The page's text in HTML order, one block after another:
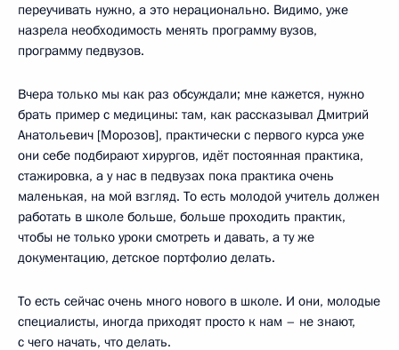
переучивать нужно, а это нерационально. Видимо, уже
назрела необходимость менять программу вузов,
программу педвузов.
Вчера только мы как раз обсуждали; мне кажется, нужно
брать пример с медицины: там, как рассказывал Дмитрий
Анатольевич [Морозов], практически с первого курса уже
они себе подбирают хирургов, идёт постоянная практика,
стажировка, а у нас в педвузах пока практика очень
маленькая, на мой взгляд. То есть молодой учитель должен
работать в школе больше, больше проходить практик,
чтобы не только уроки смотреть и давать, а ту же
документацию, детское портфолио делать.
То есть сейчас очень много нового в школе. И они, молодые
специалисты, иногда приходят просто к нам – не знают,
с чего начать, что делать.